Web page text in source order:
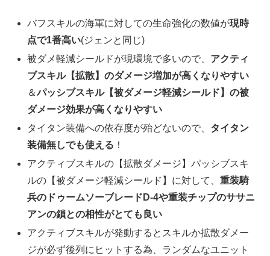
バフスキルの海軍に対しての生命強化の数値が現時
点で1番高い(ジェンと同じ)
被ダメ軽減シールドが現環境で多いので、 アクティ
ブスキル【拡散】のダメージ増加が高くなりやすい
＆パッシブスキル【被ダメージ軽減シールド】の被
ダメージ効果が高くなりやすい
タイタン装備への依存度が殆どないので、 タイタン
装備無しでも使える ！
アクティブスキルの【拡散ダメージ】パッシブスキ
ルの【被ダメージ軽減シールド】に対して、重装騎
兵のドゥームソーブレード D-4や重装チップのササニ
アンの鎖との相性がとても良い
アクティブスキルが発動するとスキルか拡散ダメー
ジが必ず後列にヒットする為、ランダムなユニット